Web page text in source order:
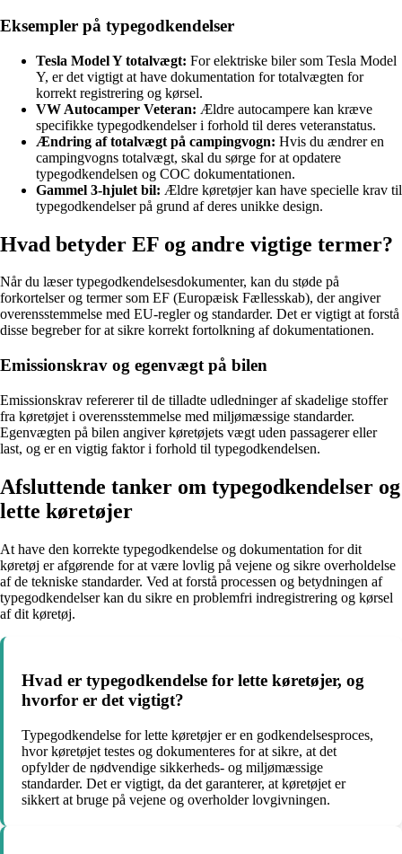
Eksempler på typegodkendelser
Tesla Model Y totalvægt: For elektriske biler som Tesla Model
Y, er det vigtigt at have dokumentation for totalvægten for
korrekt registrering og kørsel.
VW Autocamper Veteran: Ældre autocampere kan kræve
specifikke typegodkendelser i forhold til deres veteranstatus.
Ændring af totalvægt på campingvogn: Hvis du ændrer en
campingvogns totalvægt, skal du sørge for at opdatere
typegodkendelsen og COC dokumentationen.
Gammel 3-hjulet bil: Ældre køretøjer kan have specielle krav til
typegodkendelser på grund af deres unikke design.
Hvad betyder EF og andre vigtige termer?
Når du læser typegodkendelsesdokumenter, kan du støde på
forkortelser og termer som EF (Europæisk Fællesskab), der angiver
overensstemmelse med EU-regler og standarder. Det er vigtigt at forstå
disse begreber for at sikre korrekt fortolkning af dokumentationen.
Emissionskrav og egenvægt på bilen
Emissionskrav refererer til de tilladte udledninger af skadelige stoffer
fra køretøjet i overensstemmelse med miljømæssige standarder.
Egenvægten på bilen angiver køretøjets vægt uden passagerer eller
last, og er en vigtig faktor i forhold til typegodkendelsen.
Afsluttende tanker om typegodkendelser og
lette køretøjer
At have den korrekte typegodkendelse og dokumentation for dit
køretøj er afgørende for at være lovlig på vejene og sikre overholdelse
af de tekniske standarder. Ved at forstå processen og betydningen af
typegodkendelser kan du sikre en problemfri indregistrering og kørsel
af dit køretøj.
Hvad er typegodkendelse for lette køretøjer, og
hvorfor er det vigtigt?
Typegodkendelse for lette køretøjer er en godkendelsesproces,
hvor køretøjet testes og dokumenteres for at sikre, at det
opfylder de nødvendige sikkerheds- og miljømæssige
standarder. Det er vigtigt, da det garanterer, at køretøjet er
sikkert at bruge på vejene og overholder lovgivningen.